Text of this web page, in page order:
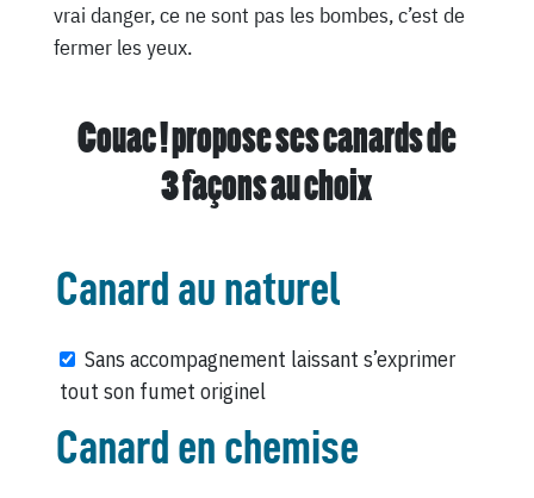
vrai danger, ce ne sont pas les bombes, c’est de
fermer les yeux.
Couac ! propose ses canards de
3 façons au choix
Canard au naturel
Sans accompagnement laissant s’exprimer
tout son fumet originel
Canard en chemise